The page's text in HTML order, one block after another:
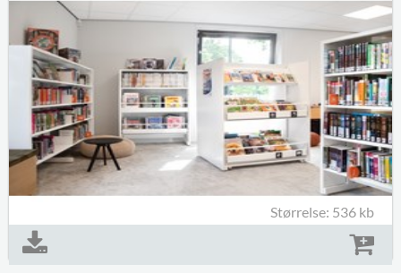
Størrelse: 536 kb